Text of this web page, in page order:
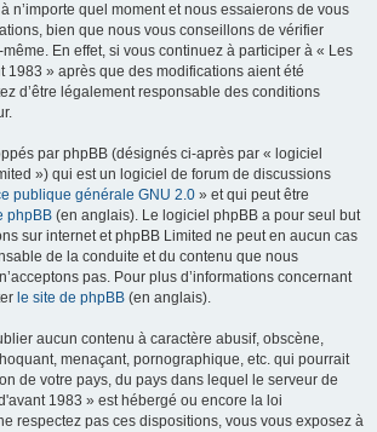
n’importe quel moment et nous essaierons de vous
bien que nous vous conseillons de vérifier
En effet, si vous continuez à participer à « Les
1983 » après que des modifications aient été
d’être légalement responsable des conditions
par phpBB (désignés ci-après par « logiciel
») qui est un logiciel de forum de discussions
publique générale GNU 2.0 » et qui peut être
phpBB (en anglais). Le logiciel phpBB a pour seul but
sur internet et phpBB Limited ne peut en aucun cas
de la conduite et du contenu que nous
pas. Pour plus d’informations concernant
le site de phpBB (en anglais).
aucun contenu à caractère abusif, obscène,
menaçant, pornographique, etc. qui pourrait
de votre pays, du pays dans lequel le serveur de
1983 » est hébergé ou encore la loi
respectez pas ces dispositions, vous vous exposez à